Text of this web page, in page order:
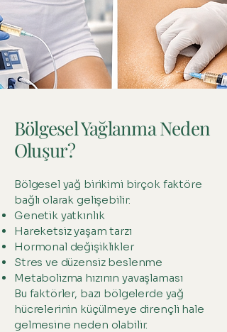
Bölgesel Yağlanma Neden
Oluşur?
Bölgesel yağ birikimi birçok faktöre
bağlı olarak gelişebilir:
Genetik yatkınlık
Hareketsiz yaşam tarzı
Hormonal değişiklikler
Stres ve düzensiz beslenme
Metabolizma hızının yavaşlaması
Bu faktörler, bazı bölgelerde yağ
hücrelerinin küçülmeye dirençli hale
gelmesine neden olabilir.